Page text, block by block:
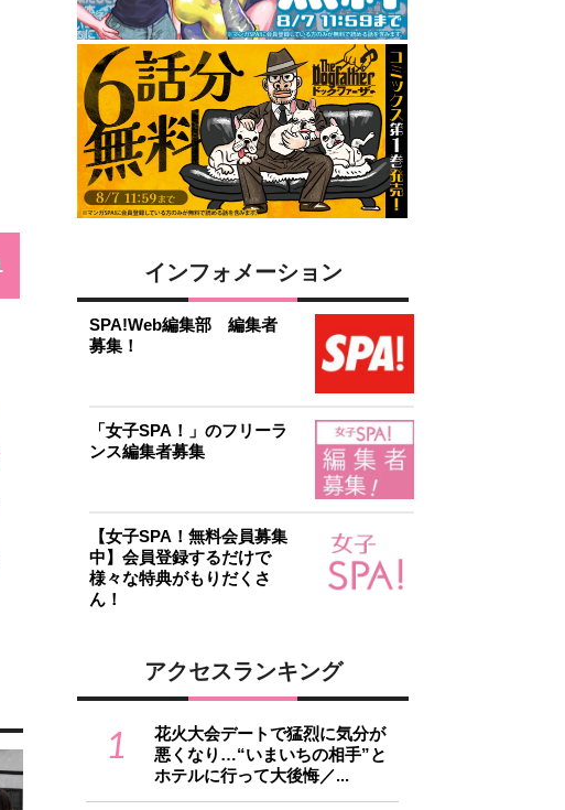
インフォメーション
SPA!Web編集部 編集者
募集！
「女子SPA！」のフリーラ
ンス編集者募集
【女子SPA！無料会員募集
中】会員登録するだけで
様々な特典がもりだくさ
ん！
アクセスランキング
1
花火大会デートで猛烈に気分が
悪くなり…“いまいちの相手”と
ホテルに行って大後悔／...